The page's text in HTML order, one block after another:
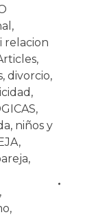
,
relacion
,
, divorcio,
,
,
, niños y
,
,
,
,